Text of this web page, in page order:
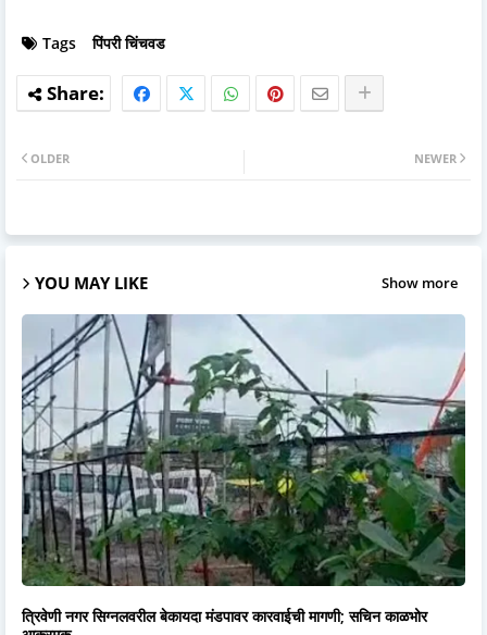
Tags पिंपरी चिंचवड
NEWER
OLDER
YOU MAY LIKE Show more
त्रिवेणी नगर सिग्नलवरील बेकायदा मंडपावर कारवाईची मागणी; सचिन काळभोर